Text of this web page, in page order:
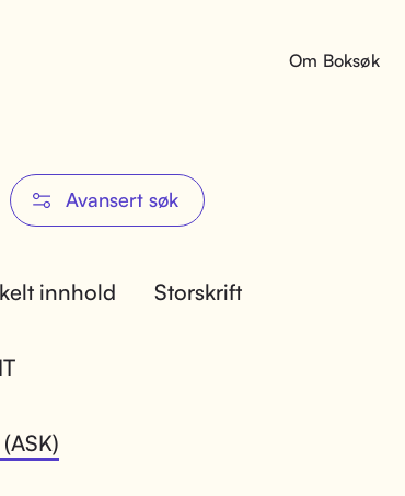
Om Boksøk
Avansert søk
innhold Storskrift